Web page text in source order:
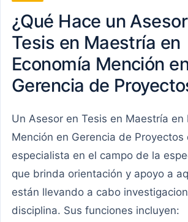
¿Qué Hace un
Tesis en Maestría en
Economía Mención
Gerencia de
Un Asesor en Tesis en Maestría en
Mención en Gerencia de Proyectos
especialista en el campo de la
que brinda orientación y apoyo a
están llevando a cabo
disciplina. Sus funciones incluyen: